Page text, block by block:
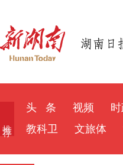
头 条 视频
教科卫
文旅体